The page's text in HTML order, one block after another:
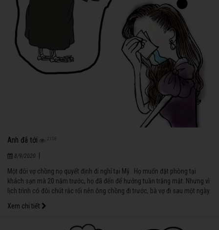
Anh đã tới 2158
8/9/2020
Một đôi vợ chồng nọ quyết định đi nghỉ tại Mỹ . Họ muốn đặt phòng tại
khách sạn mà 20 năm trước, họ đã đến để hưởng tuần trăng mật. Nhưng vì
lịch trình có đôi chút rắc rối nên ông chồng đi trước, bà vợ đi sau một ngày.
Xem chi tiết